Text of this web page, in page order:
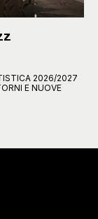
2026/2027
E NUOVE